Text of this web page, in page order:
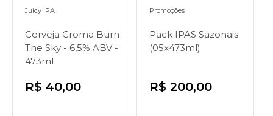
Juicy IPA
Cerveja Croma Burn
The Sky - 6,5% ABV -
473ml
R$ 40,00
Promoções
Pack IPAS Sazonais
(05x473ml)
R$ 200,00